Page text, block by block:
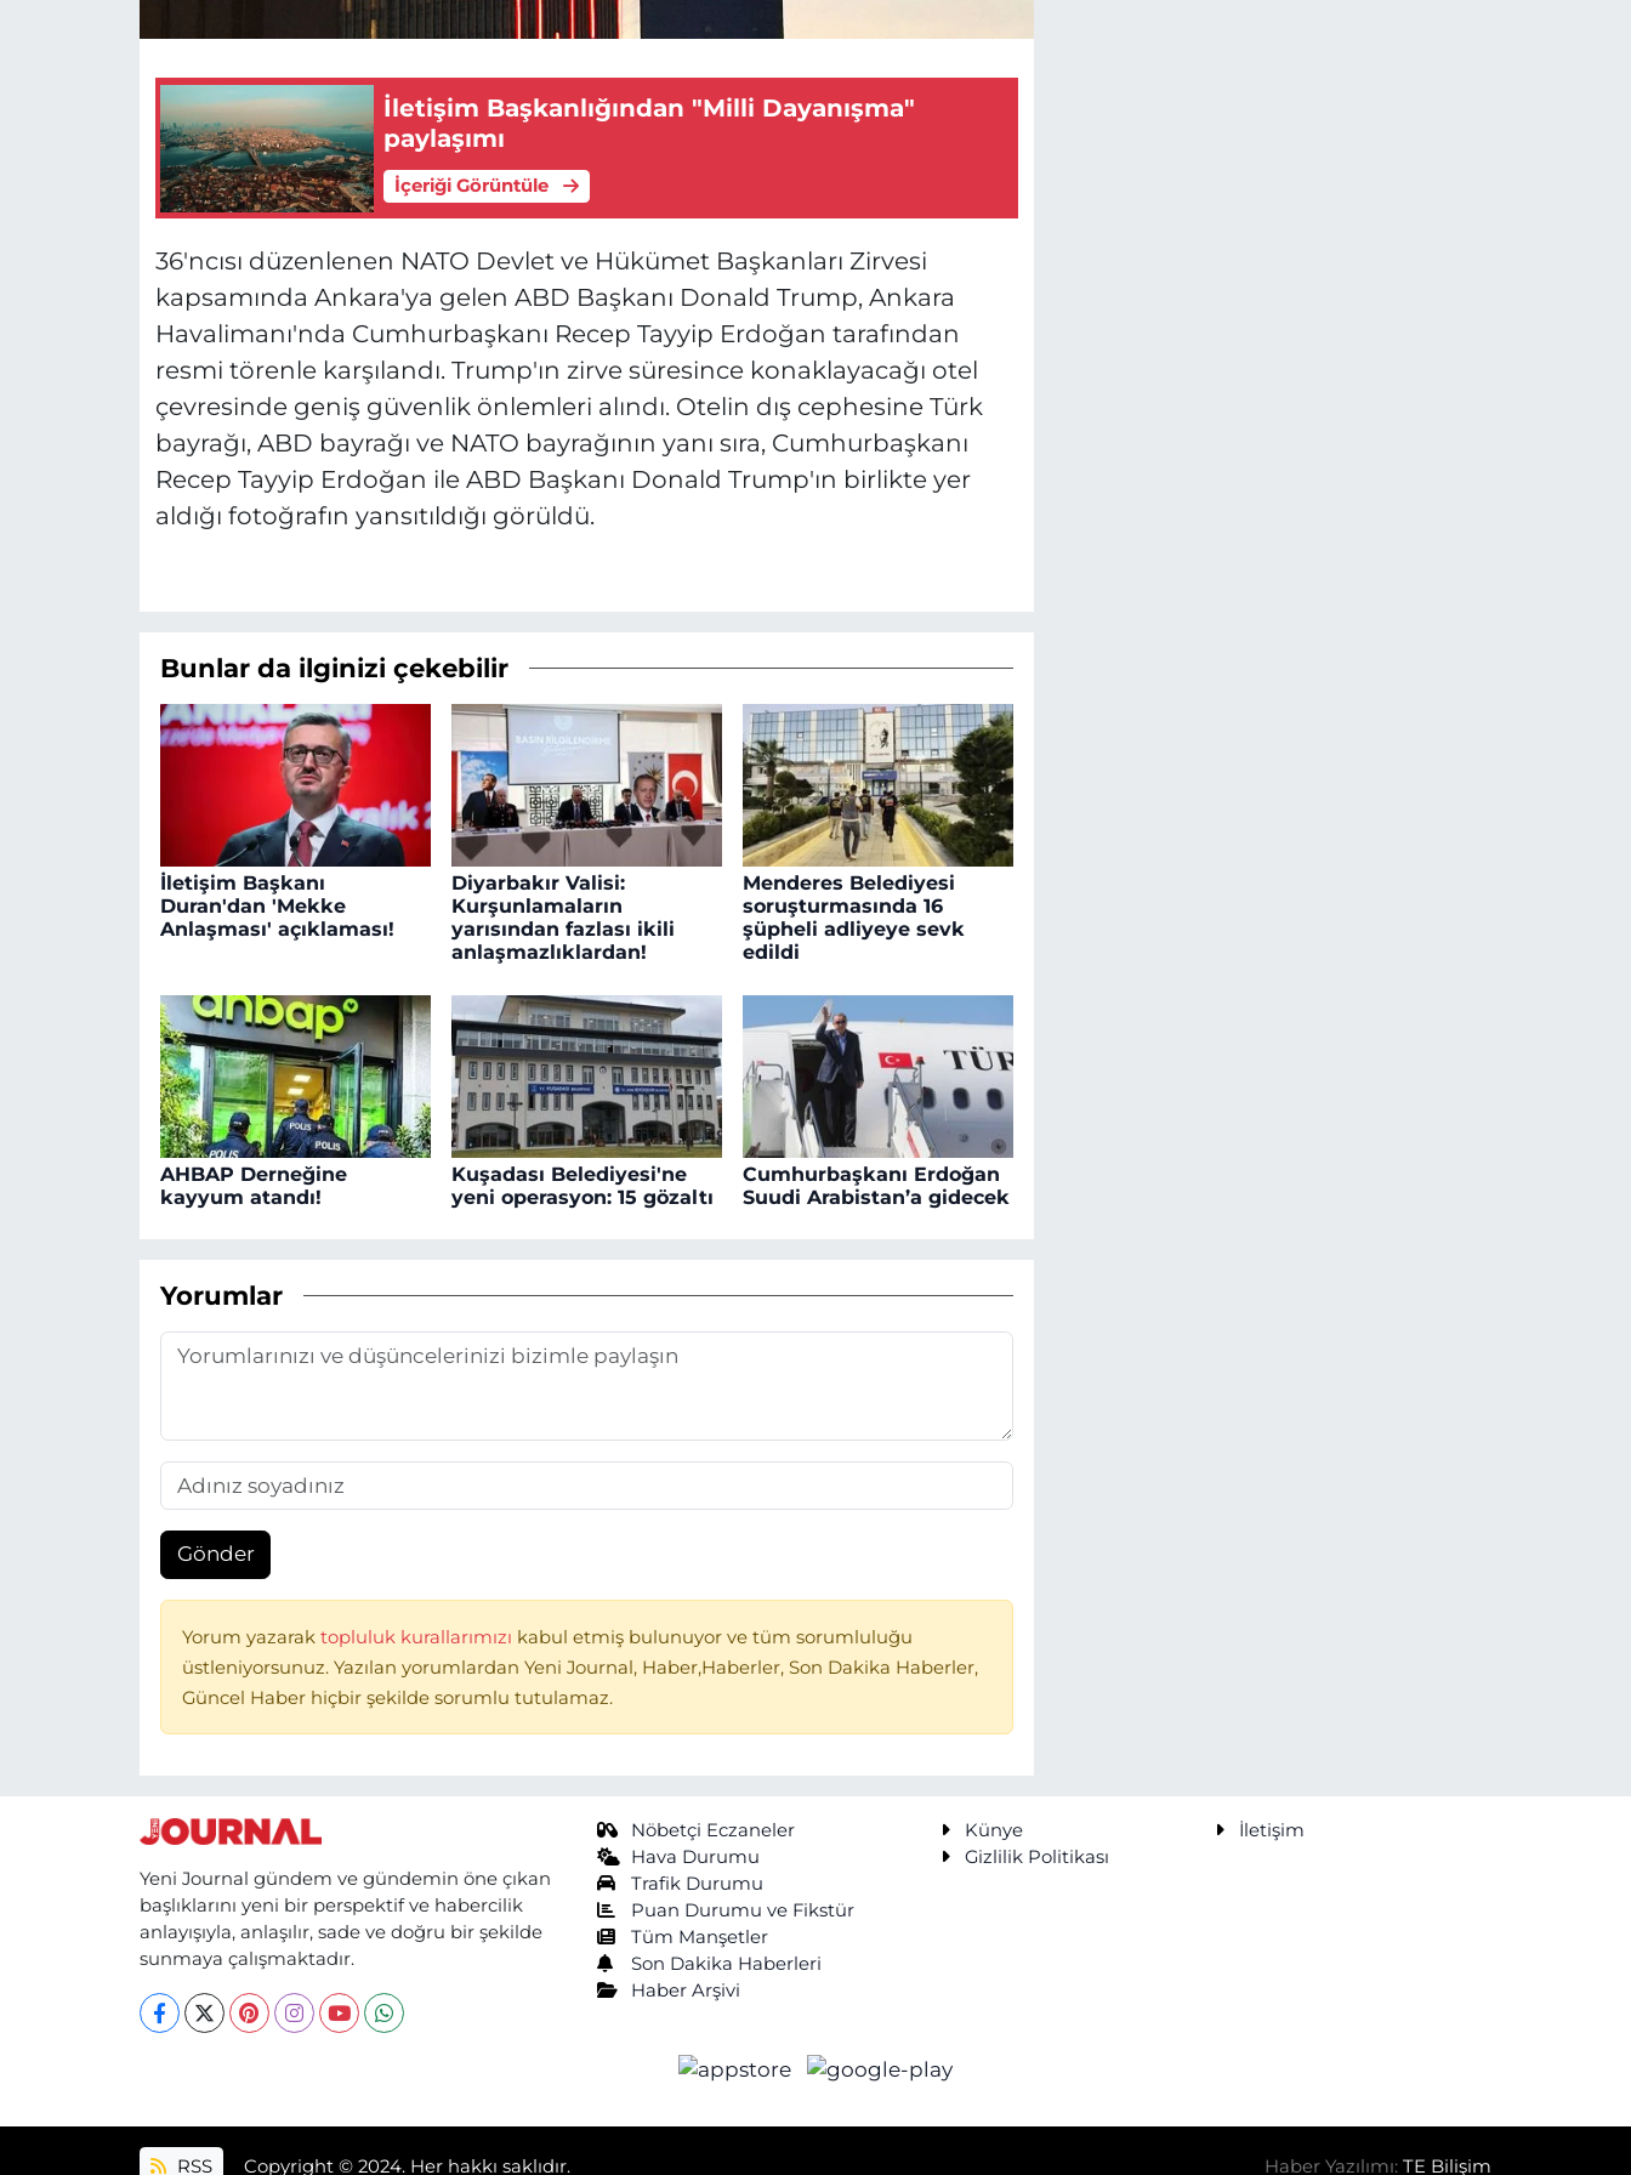
İletişim Başkanlığından "Milli Dayanışma"
paylaşımı
İçeriği Görüntüle
36'ncısı düzenlenen NATO Devlet ve Hükümet Başkanları Zirvesi
kapsamında Ankara'ya gelen ABD Başkanı Donald Trump, Ankara
Havalimanı'nda Cumhurbaşkanı Recep Tayyip Erdoğan tarafından
resmi törenle karşılandı. Trump'ın zirve süresince konaklayacağı otel
çevresinde geniş güvenlik önlemleri alındı. Otelin dış cephesine Türk
bayrağı, ABD bayrağı ve NATO bayrağının yanı sıra, Cumhurbaşkanı
Recep Tayyip Erdoğan ile ABD Başkanı Donald Trump'ın birlikte yer
aldığı fotoğrafın yansıtıldığı görüldü.
Bunlar da ilginizi çekebilir
İletişim Başkanı
Duran'dan 'Mekke
Anlaşması' açıklaması!
Diyarbakır Valisi:
Kurşunlamaların
yarısından fazlası ikili
anlaşmazlıklardan!
Menderes Belediyesi
soruşturmasında 16
şüpheli adliyeye sevk
edildi
AHBAP Derneğine
kayyum atandı!
Kuşadası Belediyesi'ne
yeni operasyon: 15 gözaltı
Cumhurbaşkanı Erdoğan
Suudi Arabistan’a gidecek
Yorumlar
Gönder
Yorum yazarak topluluk kurallarımızı kabul etmiş bulunuyor ve tüm sorumluluğu
üstleniyorsunuz. Yazılan yorumlardan Yeni Journal, Haber,Haberler, Son Dakika Haberler,
Güncel Haber hiçbir şekilde sorumlu tutulamaz.
Yeni Journal gündem ve gündemin öne çıkan
başlıklarını yeni bir perspektif ve habercilik
anlayışıyla, anlaşılır, sade ve doğru bir şekilde
sunmaya çalışmaktadır.
Nöbetçi Eczaneler
Hava Durumu
Trafik Durumu
Puan Durumu ve Fikstür
Tüm Manşetler
Son Dakika Haberleri
Haber Arşivi
Künye
İletişim
Gizlilik Politikası
RSS Copyright © 2024. Her hakkı saklıdır. Haber Yazılımı:TE Bilişim